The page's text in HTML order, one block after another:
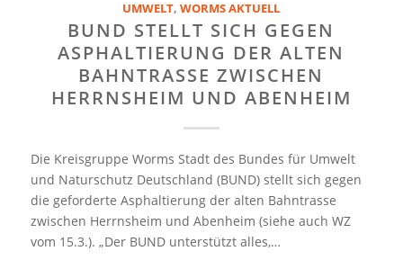
UMWELT,WORMS AKTUELL
BUND STELLT SICH GEGEN
ASPHALTIERUNG DER ALTEN
BAHNTRASSE ZWISCHEN
HERRNSHEIM UND ABENHEIM
Die Kreisgruppe Worms Stadt des Bundes für Umwelt
und Naturschutz Deutschland (BUND) stellt sich gegen
die geforderte Asphaltierung der alten Bahntrasse
zwischen Herrnsheim und Abenheim (siehe auch WZ
vom 15.3.). „Der BUND unterstützt alles,…